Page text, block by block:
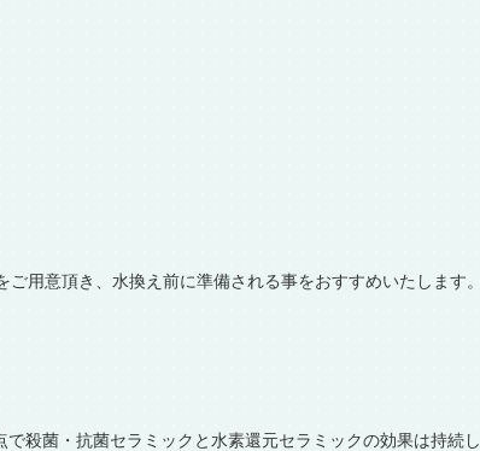
用意頂き、水換え前に準備される事をおすすめいたします。
殺菌・抗菌セラミックと水素還元セラミックの効果は持続し